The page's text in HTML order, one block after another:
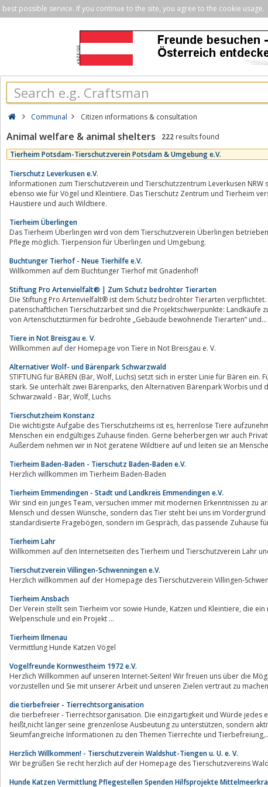
possible service. If you continue to the site, you agree to the cookie usage.
Communal Citizen informations & consultation
Animal welfare & animal shelters 222 results found
Tierheim Potsdam-Tierschutzverein Potsdam & Umgebung e.V.
Tierschutz Leverkusen e.V.
Informationen zum Tierschutzverein und Tierschutzzentrum Leverkusen
ebenso wie für Vögel und Kleintiere. Das Tierschutz Zentrum und Tierheim
Haustiere und auch Wildtiere.
Tierheim Überlingen
Das Tierheim Überlingen wird von dem Tierschutzverein Überlingen
Pflege möglich. Tierpension für Überlingen und Umgebung.
Buchtunger Tierhof - Neue Tierhilfe e.V.
Willkommen auf dem Buchtunger Tierhof mit Gnadenhof!
Stiftung Pro Artenvielfalt® | Zum Schutz bedrohter Tierarten
Die Stiftung Pro Artenvielfalt® ist dem Schutz bedrohter Tierarten
patenschaftlichen Tierschutzarbeit sind die Projektschwerpunkte: Landkäufe
von Artenschutztürmen für bedrohte „Gebäude bewohnende Tierarten“ und...
Tiere in Not Breisgau e. V.
Willkommen auf der Homepage von Tiere in Not Breisgau e. V.
Alternativer Wolf- und Bärenpark Schwarzwald
STIFTUNG für BÄREN (Bär, Wolf, Luchs) setzt sich in erster Linie für Bären ein. Für Wölfe und Luchse macht sie sich ebenfalls
stark. Sie unterhält zwei Bärenparks, den Alternativen Bärenpark Worbis und den Alternativen Wolf- und Bärenpark
Schwarzwald - Bär, Wolf, Luchs
Tierschutzheim Konstanz
Die wichtigste Aufgabe des Tierschutzheims ist es, herrenlose Tiere aufzunehmen und zu pflegen, bis diese Tiere bei lieben
Menschen ein endgültiges Zuhause finden. Gerne beherbergen wir auch Privattiere, während die Besitzer auf
Tierheim Baden-Baden - Tierschutz Baden-Baden e.V.
Herzlich willkommen im Tierheim Baden-Baden
Tierheim Emmendingen - Stadt und Landkreis Emmendingen e.V.
Wir sind ein junges Team, versuchen immer mit modernen Erkenntnissen zu arbeiten, uns ständig weiterzubilden. Nicht der
Mensch und dessen Wünsche, sondern das Tier steht bei uns im Vordergrund und wir versuchen individuell, ohne
standardisierte Fragebögen, sondern im Gespräch,
Tierheim Lahr
Willkommen auf den Internetseiten des Tierheim und Tierschutzverein Lahr
Tierschutzverein Villingen-Schwenningen e.V.
Herzlich willkommen auf der Homepage des Tierschutzverein Villingen-
Tierheim Ansbach
Der Verein stellt sein Tierheim vor sowie Hunde, Katzen und Kleintiere, die ein neues Zuhause suchen. Außerdem gibt es eine
Welpenschule und ein Projekt ...
Tierheim Ilmenau
Vermittlung Hunde Katzen Vögel
Vogelfreunde Kornwestheim 1972 e.V.
Herzlich Willkommen auf unseren Internet-Seiten! Wir freuen uns über die Möglichkeit, Ihnen hier unseren
vorzustellen und Sie mit unserer Arbeit und unseren Zielen vertraut zu
die tierbefreier - Tierrechtsorganisation
die tierbefreier - Tierrechtsorganisation. Die einzigartigkeit und Würde jedes
heißt,nicht länger seine grenzenlose Ausbeutung zu unterstützen, sondern aktiv zu seiner Befreiung beizutragen. Hier finden
Sieumfangreiche Informationen zu den Themen Tierrechte und
Herzlich Willkommen! - Tierschutzverein Waldshut-Tiengen u. U. e. V.
Wir begrüßen Sie recht herzlich auf der Homepage des Tierschutzvereins
Hunde Katzen Vermittlung Pflegestellen Spenden Hilfsprojekte